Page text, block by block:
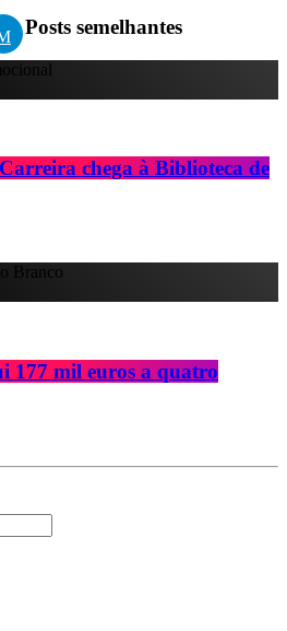
Posts semelhantes
chega à Biblioteca de
177 mil euros a quatro